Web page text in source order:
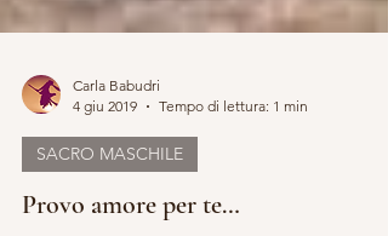
Carla Babudri
4 giu 2019
Tempo di lettura: 1 min
SACRO MASCHILE